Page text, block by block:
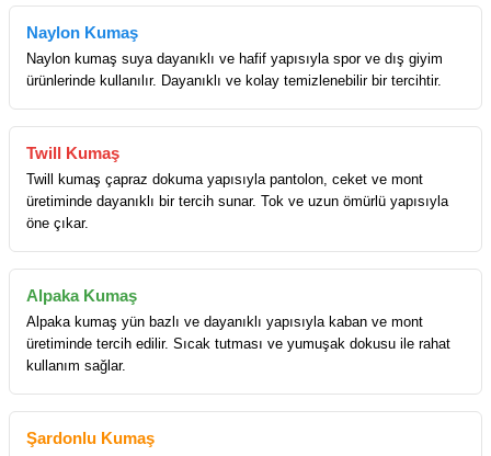
Naylon Kumaş
Naylon kumaş suya dayanıklı ve hafif yapısıyla spor ve dış giyim
ürünlerinde kullanılır. Dayanıklı ve kolay temizlenebilir bir tercihtir.
Twill Kumaş
Twill kumaş çapraz dokuma yapısıyla pantolon, ceket ve mont
üretiminde dayanıklı bir tercih sunar. Tok ve uzun ömürlü yapısıyla
öne çıkar.
Alpaka Kumaş
Alpaka kumaş yün bazlı ve dayanıklı yapısıyla kaban ve mont
üretiminde tercih edilir. Sıcak tutması ve yumuşak dokusu ile rahat
kullanım sağlar.
Şardonlu Kumaş